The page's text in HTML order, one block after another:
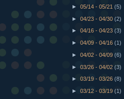
►05/14 - 05/21(5)
►04/23 - 04/30(2)
►04/16 - 04/23(3)
►04/09 - 04/16(1)
►04/02 - 04/09(6)
►03/26 - 04/02(3)
►03/19 - 03/26(8)
►03/12 - 03/19(1)